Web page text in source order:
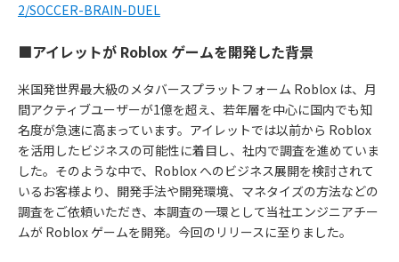
2/SOCCER-BRAIN-DUEL
■アイレットが Roblox ゲームを開発した背景
米国発世界最大級のメタバースプラットフォーム Roblox は、月
間アクティブユーザーが1億を超え、若年層を中心に国内でも知
名度が急速に高まっています。アイレットでは以前から Roblox
を活用したビジネスの可能性に着目し、社内で調査を進めていま
した。そのような中で、Roblox へのビジネス展開を検討されて
いるお客様より、開発手法や開発環境、マネタイズの方法などの
調査をご依頼いただき、本調査の一環として当社エンジニアチー
ムが Roblox ゲームを開発。今回のリリースに至りました。